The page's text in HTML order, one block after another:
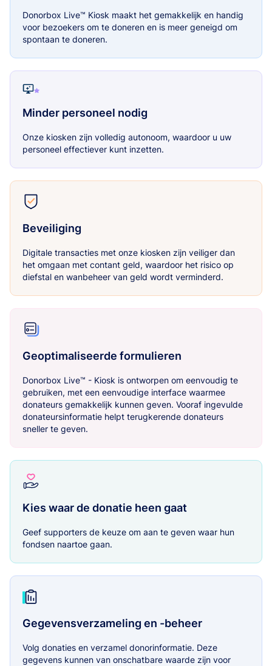
Donorbox Live™ Kiosk maakt het gemakkelijk en handig
voor bezoekers om te doneren en is meer geneigd om
spontaan te doneren.
Minder personeel nodig
Onze kiosken zijn volledig autonoom, waardoor u uw
personeel effectiever kunt inzetten.
Beveiliging
Digitale transacties met onze kiosken zijn veiliger dan
het omgaan met contant geld, waardoor het risico op
diefstal en wanbeheer van geld wordt verminderd.
Geoptimaliseerde formulieren
Donorbox Live™ - Kiosk is ontworpen om eenvoudig te
gebruiken, met een eenvoudige interface waarmee
donateurs gemakkelijk kunnen geven. Vooraf ingevulde
donateursinformatie helpt terugkerende donateurs
sneller te geven.
Kies waar de donatie heen gaat
Geef supporters de keuze om aan te geven waar hun
fondsen naartoe gaan.
Gegevensverzameling en -beheer
Volg donaties en verzamel donorinformatie. Deze
gegevens kunnen van onschatbare waarde zijn voor